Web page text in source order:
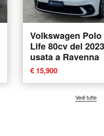
Volkswagen Polo
Life 80cv del 2023
usata a Ravenna
€ 15,900
Vedi tutte